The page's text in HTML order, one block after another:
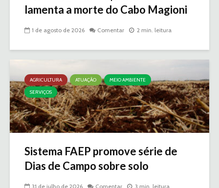
lamenta a morte do Cabo Magioni
1 de agosto de 2026 Comentar 2 min. leitura
AGRICULTURA ATUAÇÃO
MEIO AMBIENTE
SERVIÇOS
Sistema FAEP promove série de
Dias de Campo sobre solo
31 de julho de 2026 Comentar 3 min. leitura